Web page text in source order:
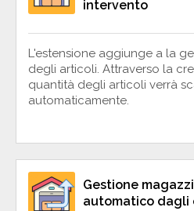
intervento
L'estensione aggiunge a la
degli articoli. Attraverso la
quantità degli articoli verrà
automaticamente.
Gestione
automatico dagli